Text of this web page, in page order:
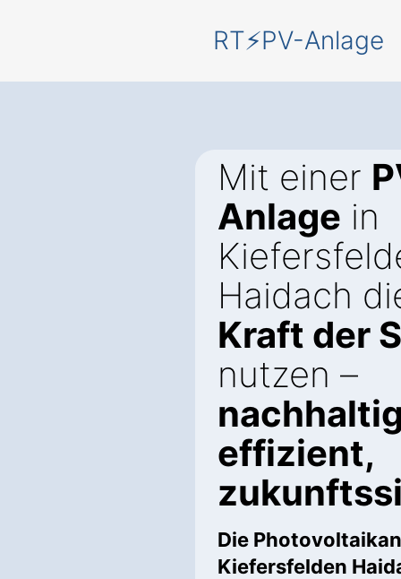
RT⚡PV-Anlage
Mit einer
Anlage in
Haidach
Kraft der
nutzen –
effizient,
Die
Kiefersfelden